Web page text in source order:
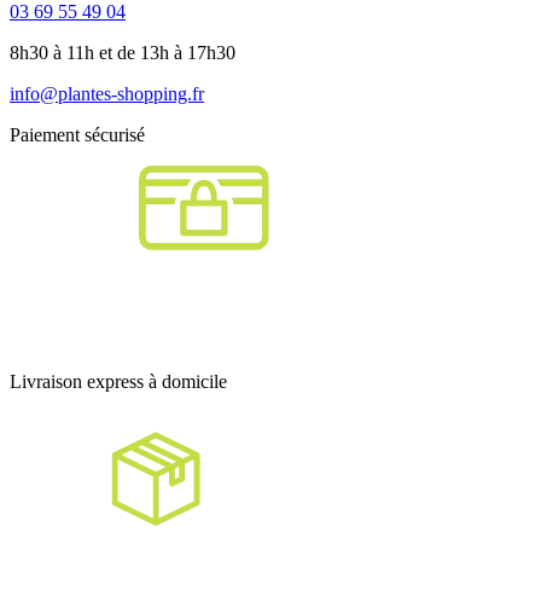
03 69 55 49 04
8h30 à 11h et de 13h à 17h30
info@plantes-shopping.fr
Paiement sécurisé
Livraison express à domicile